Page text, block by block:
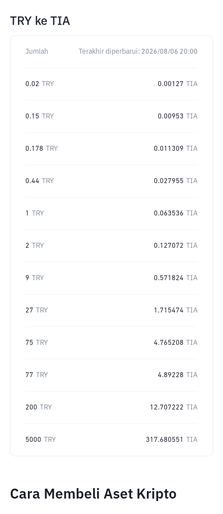
TRY ke TIA
Jumlah Terakhir diperbarui: 2026/08/06 20:00
0.02 TRY 0.00127 TIA
0.15 TRY 0.00953 TIA
0.178 TRY 0.011309 TIA
0.44 TRY 0.027955 TIA
1 TRY 0.063536 TIA
2 TRY 0.127072 TIA
9 TRY 0.571824 TIA
27 TRY 1.715474 TIA
75 TRY 4.765208 TIA
77 TRY 4.89228 TIA
200 TRY 12.707222 TIA
5000 TRY 317.680551 TIA
Cara Membeli Aset Kripto